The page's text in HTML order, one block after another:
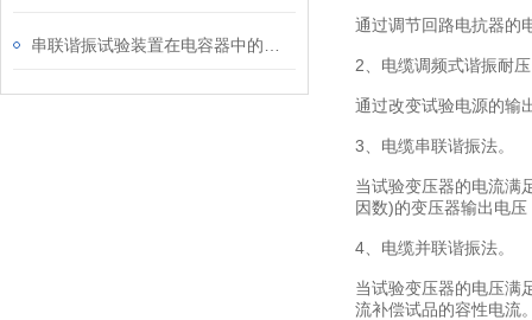
通过调节回路电抗器的
2、电缆调频式谐振耐
通过改变试验电源的输
3、电缆串联谐振法。
当试验变压器的电流满
因数)的变压器输出电
4、电缆并联谐振法。
当试验变压器的电压满
流补偿试品的容性电流